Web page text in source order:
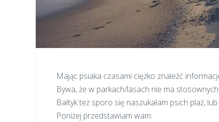
Mając psiaka czasami ciężko znaleźć
Bywa, że w parkach/lasach nie ma
Bałtyk też sporo się naszukałam psich plaż,
Poniżej przedstawiam wam: